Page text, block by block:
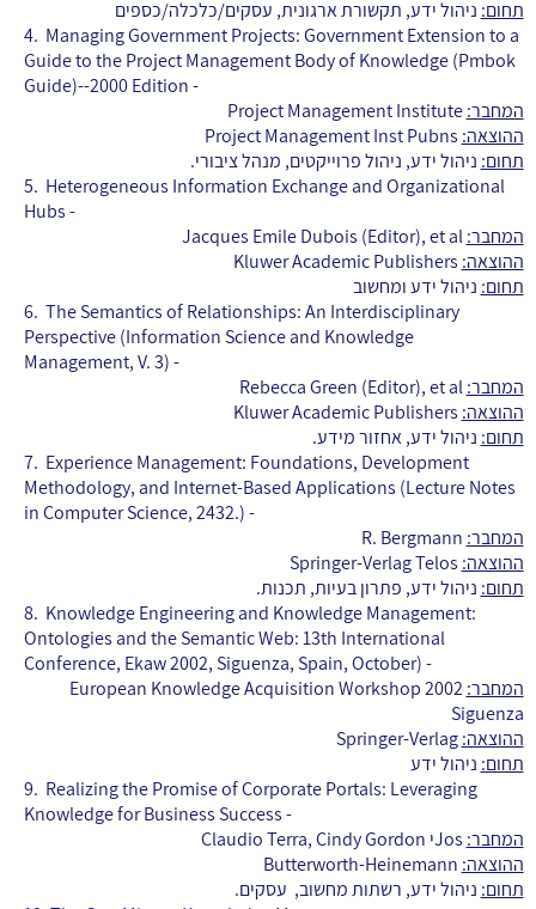
תחום: ניהול ידע, תקשורת ארגונית, עסקים/כלכלה/כספים
4. Managing Government Projects: Government Extension to a
Guide to the Project Management Body of Knowledge (Pmbok
Guide)--2000 Edition-
המחבר:Project Management Institute
ההוצאה:
תחום: ניהול ידע, ניהול פרוייקטים, מנהל ציבורי.
5. Heterogeneous Information Exchange and Organizational
Hubs-
המחבר:Jacques Emile Dubois (Editor), et al
ההוצאה:
תחום: ניהול ידע ומחשוב
6.The Semantics of Relationships: An Interdisciplinary
Perspective (Information Science and Knowledge
Management, V. 3)-
המחבר:Rebecca Green (Editor), et al
ההוצאה:
תחום: ניהול ידע, אחזור מידע.
7. Experience Management: Foundations, Development
Methodology, and Internet-Based Applications (Lecture Notes
in Computer Science, 2432.)-
המחבר:
ההוצאה:
תחום: ניהול ידע, פתרון בעיות, תכנות.
8. Knowledge Engineering and Knowledge Management:
Ontologies and the Semantic Web: 13th International
Conference, Ekaw 2002, Siguenza, Spain, October)-
המחבר: European Knowledge Acquisition Workshop 2002
Siguenza
ההוצאה:Springer-Verlag
תחום: ניהול ידע
9. Realizing the Promise of Corporate Portals: Leveraging
Knowledge for Business Success-
המחבר:
ההוצאה:
תחום: ניהול ידע, רשתות מחשוב, עסקים.